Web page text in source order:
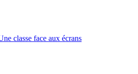
classe face aux écrans